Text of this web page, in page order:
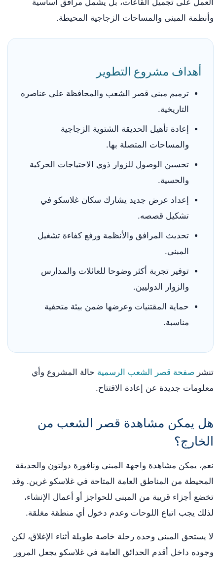
العمل على تجميل القاعات، بل يشمل مرافق أساسية
وأنظمة المبنى والمساحات الزجاجية المحيطة.
أهداف مشروع التطوير
ترميم مبنى قصر الشعب والمحافظة على عناصره
التاريخية.
إعادة تأهيل الحديقة الشتوية الزجاجية
والمساحات المتصلة بها.
تحسين الوصول للزوار ذوي الاحتياجات الحركية
والحسية.
إعداد عرض جديد يشارك سكان غلاسكو في
تشكيل قصصه.
تحديث المرافق والأنظمة ورفع كفاءة تشغيل
المبنى.
توفير تجربة أكثر وضوحا للعائلات والمدارس
والزوار الدوليين.
حماية المقتنيات وعرضها ضمن بيئة متحفية
مناسبة.
تنشر صفحة قصر الشعب الرسمية حالة المشروع وأي
معلومات جديدة عن إعادة الافتتاح.
هل يمكن مشاهدة قصر الشعب من
الخارج؟
نعم، يمكن مشاهدة واجهة المبنى ونافورة دولتون والحديقة
المحيطة من المناطق العامة المتاحة في غلاسكو غرين. وقد
تخضع أجزاء قريبة من المبنى للحواجز أو أعمال الإنشاء،
لذلك يجب اتباع اللوحات وعدم دخول أي منطقة مغلقة.
لا يستحق المبنى وحده رحلة خاصة طويلة أثناء الإغلاق، لكن
وجوده داخل أقدم الحدائق العامة في غلاسكو يجعل المرور